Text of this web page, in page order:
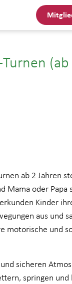
(ab
ab 2 Jahren
Mama oder Papa
Kinder
aus und
motorische und
sicheren
springen